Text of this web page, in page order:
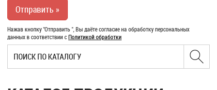
Нажав кнопку "Отправить ", Вы даёте согласие на обработку персональных
данных в соответствии сПолитикой обработки